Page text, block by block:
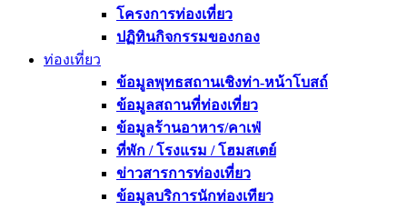
โครงการท่องเที่ยว
ปฏิทินกิจกรรมของกอง
ท่องเที่ยว
ข้อมูลพุทธสถานเชิงท่า-หน้าโบสถ์
ข้อมูลสถานที่ท่องเที่ยว
ข้อมูลร้านอาหาร/คาเฟ่
ที่พัก / โรงแรม / โฮมสเตย์
ข่าวสารการท่องเที่ยว
ข้อมูลบริการนักท่องเทียว